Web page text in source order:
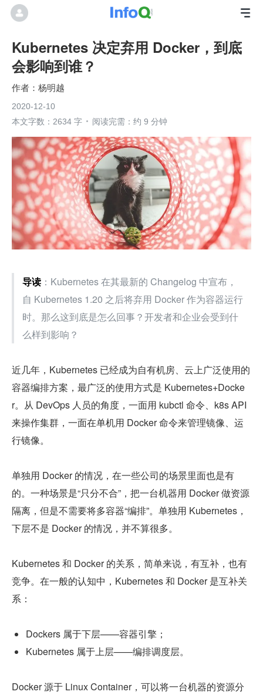
Kubernetes 决定弃用 Docker，到底
会影响到谁？
杨明越
2020-12-10
本文字数：2634 字
阅读完需：约 9 分钟
导读 ：Kubernetes 在其最新的 Changelog 中宣布，
自 Kubernetes 1.20 之后将弃用 Docker 作为容器运行
时。那么这到底是怎么回事？开发者和企业会受到什
么样到影响？
近几年，Kubernetes 已经成为自有机房、云上广泛使用的
容器编排方案，最广泛的使用方式是 Kubernetes+Docke
r。从 DevOps 人员的角度，一面用 kubctl 命令、k8s API
来操作集群，一面在单机用 Docker 命令来管理镜像、运
行镜像。
单独用 Docker 的情况，在一些公司的场景里面也是有
的。一种场景是“只分不合”，把一台机器用 Docker 做资源
隔离，但是不需要将多容器“编排”。单独用 Kubernetes，
下层不是 Docker 的情况，并不算很多。
Kubernetes 和 Docker 的关系，简单来说，有互补，也有
竞争。在一般的认知中，Kubernetes 和 Docker 是互补关
系：
Dockers 属于下层——容器引擎；
Kubernetes 属于上层——编排调度层。
Docker 源于 Linux Container，可以将一台机器的资源分